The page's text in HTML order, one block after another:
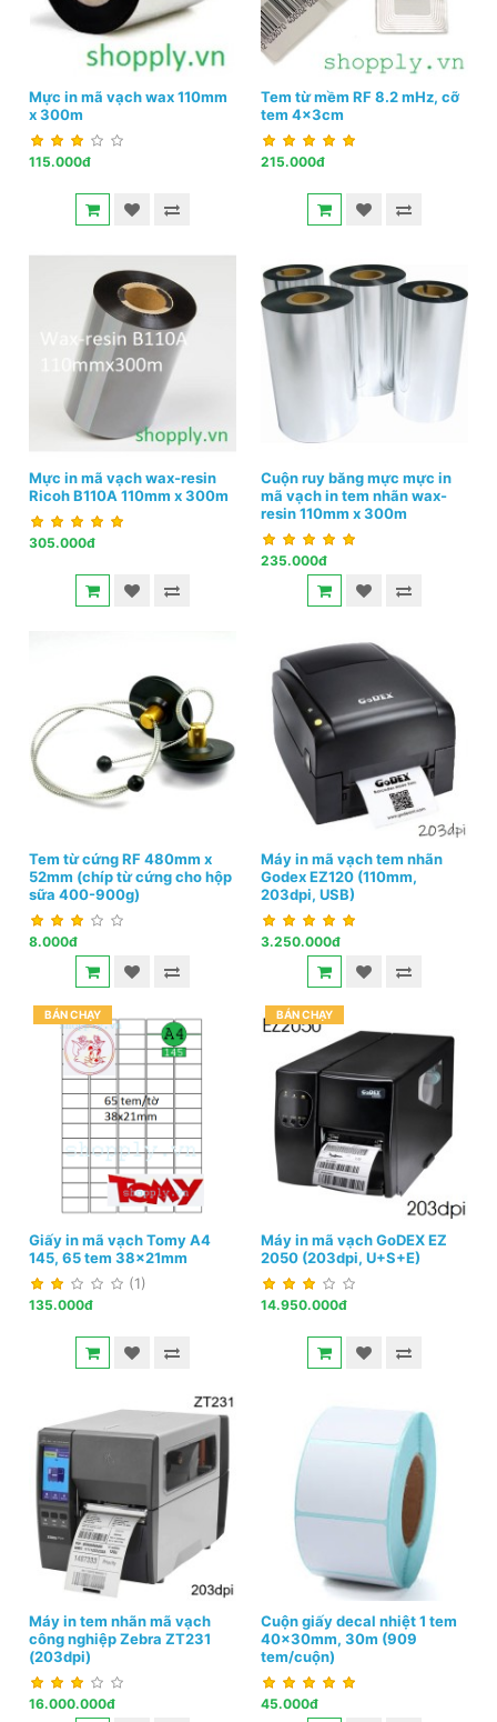
Mực in mã vạch wax 110mm
x 300m
115.000đ
Tem từ mềm RF 8.2 mHz, cỡ
tem 4x3cm
215.000đ
Mực in mã vạch wax-resin
Ricoh B110A 110mm x 300m
305.000đ
Cuộn ruy băng mực mực in
mã vạch in tem nhãn wax-
resin 110mm x 300m
235.000đ
Tem từ cứng RF 480mm x
52mm (chíp từ cứng cho hộp
sữa 400-900g)
8.000đ
Máy in mã vạch tem nhãn
Godex EZ120 (110mm,
203dpi, USB)
3.250.000đ
BÁN CHẠY
Giấy in mã vạch Tomy A4
145, 65 tem 38x21mm
(1)
135.000đ
BÁN CHẠY
Máy in mã vạch GoDEX EZ
2050 (203dpi, U+S+E)
14.950.000đ
Máy in tem nhãn mã vạch
công nghiệp Zebra ZT231
(203dpi)
16.000.000đ
Cuộn giấy decal nhiệt 1 tem
40x30mm, 30m (909
tem/cuộn)
45.000đ